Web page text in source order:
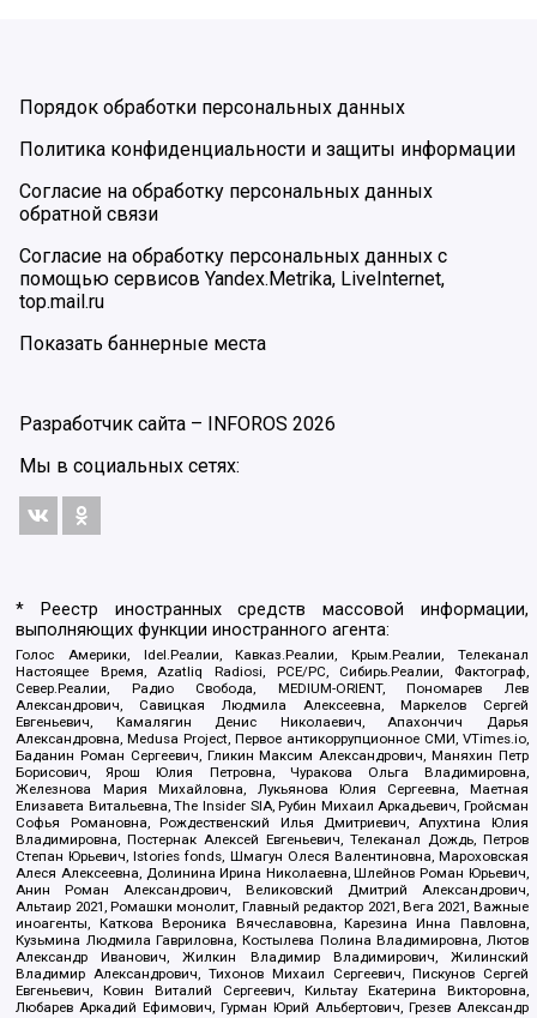
Порядок обработки персональных данных
Политика конфиденциальности и защиты информации
Согласие на обработку персональных данных
обратной связи
Согласие на обработку персональных данных с
помощью сервисов Yandex.Metrika, LiveInternet,
top.mail.ru
Показать баннерные места
Разработчик сайта – INFOROS 2026
Мы в социальных сетях:
* Реестр иностранных средств массовой информации,
выполняющих функции иностранного агента:
Голос Америки, Idel.Реалии, Кавказ.Реалии, Крым.Реалии, Телеканал
Настоящее Время, Azatliq Radiosi, PCE/PC, Сибирь.Реалии, Фактограф,
Север.Реалии, Радио Свобода, MEDIUM-ORIENT, Пономарев Лев
Александрович, Савицкая Людмила Алексеевна, Маркелов Сергей
Евгеньевич, Камалягин Денис Николаевич, Апахончич Дарья
Александровна, Medusa Project, Первое антикоррупционное СМИ, VTimes.io,
Баданин Роман Сергеевич, Гликин Максим Александрович, Маняхин Петр
Борисович, Ярош Юлия Петровна, Чуракова Ольга Владимировна,
Железнова Мария Михайловна, Лукьянова Юлия Сергеевна, Маетная
Елизавета Витальевна, The Insider SIA, Рубин Михаил Аркадьевич, Гройсман
Софья Романовна, Рождественский Илья Дмитриевич, Апухтина Юлия
Владимировна, Постернак Алексей Евгеньевич, Телеканал Дождь, Петров
Степан Юрьевич, Istories fonds, Шмагун Олеся Валентиновна, Мароховская
Алеся Алексеевна, Долинина Ирина Николаевна, Шлейнов Роман Юрьевич,
Анин Роман Александрович, Великовский Дмитрий Александрович,
Альтаир 2021, Ромашки монолит, Главный редактор 2021, Вега 2021, Важные
иноагенты, Каткова Вероника Вячеславовна, Карезина Инна Павловна,
Кузьмина Людмила Гавриловна, Костылева Полина Владимировна, Лютов
Александр Иванович, Жилкин Владимир Владимирович, Жилинский
Владимир Александрович, Тихонов Михаил Сергеевич, Пискунов Сергей
Евгеньевич, Ковин Виталий Сергеевич, Кильтау Екатерина Викторовна,
Любарев Аркадий Ефимович, Гурман Юрий Альбертович, Грезев Александр